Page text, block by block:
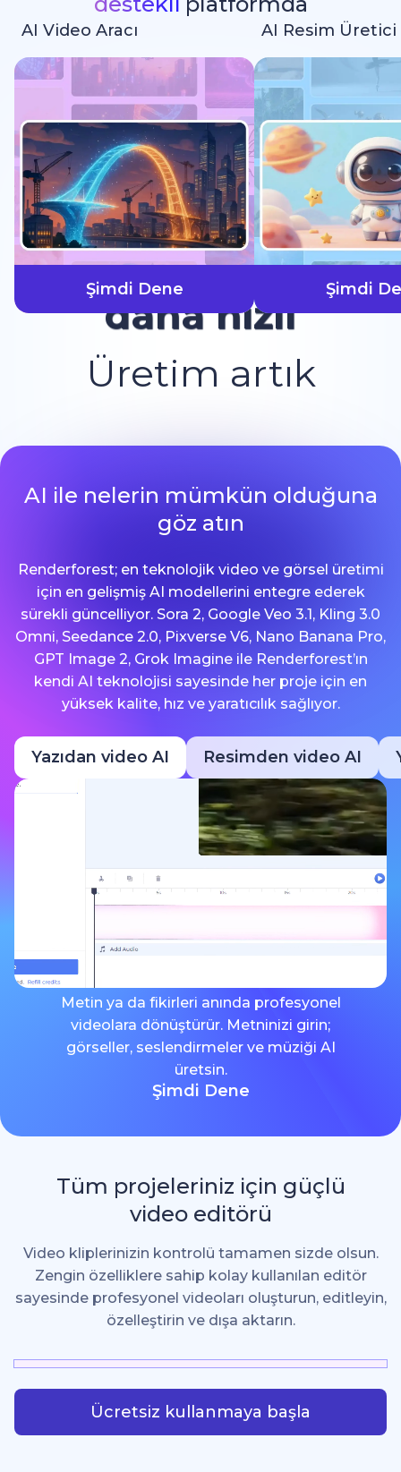
AI Video Aracı
Şimdi Dene
AI Resim Üretici
Şimdi
Üretim artık
daha hızlı
AI ile nelerin mümkün olduğuna
göz atın
Renderforest; en teknolojik video ve görsel üretimi
için en gelişmiş AI modellerini entegre ederek
sürekli güncelliyor. Sora 2, Google Veo 3.1, Kling 3.0
Omni, Seedance 2.0, Pixverse V6, Nano Banana Pro,
GPT Image 2, Grok Imagine ile Renderforest’ın
kendi AI teknolojisi sayesinde her proje için en
yüksek kalite, hız ve yaratıcılık sağlıyor.
Yazıdan video AI Resimden video AI
Metin ya da fikirleri anında profesyonel
videolara dönüştürür. Metninizi girin;
görseller, seslendirmeler ve müziği AI
üretsin.
Şimdi Dene
Tüm projeleriniz için güçlü
video editörü
Video kliplerinizin kontrolü tamamen sizde olsun.
Zengin özelliklere sahip kolay kullanılan editör
sayesinde profesyonel videoları oluşturun, editleyin,
özelleştirin ve dışa aktarın.
Ücretsiz kullanmaya başla